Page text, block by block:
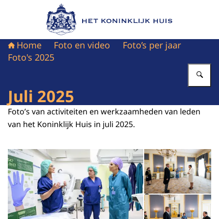
Naar de homepage van Het Koninklijk Huis
Home Foto en video
Foto’s per jaar
Foto's 2025
Juli 2025
Foto’s van activiteiten en werkzaamheden van leden
van het Koninklijk Huis in juli 2025.
Open de galerij in vergrote
©